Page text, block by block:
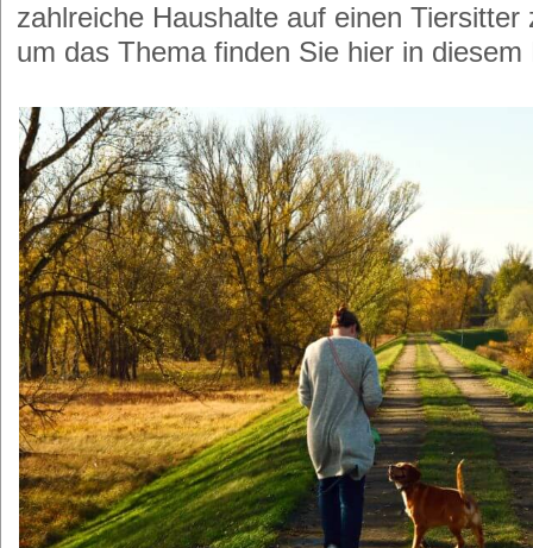
zahlreiche Haushalte auf einen
um das Thema finden Sie hier in diesem